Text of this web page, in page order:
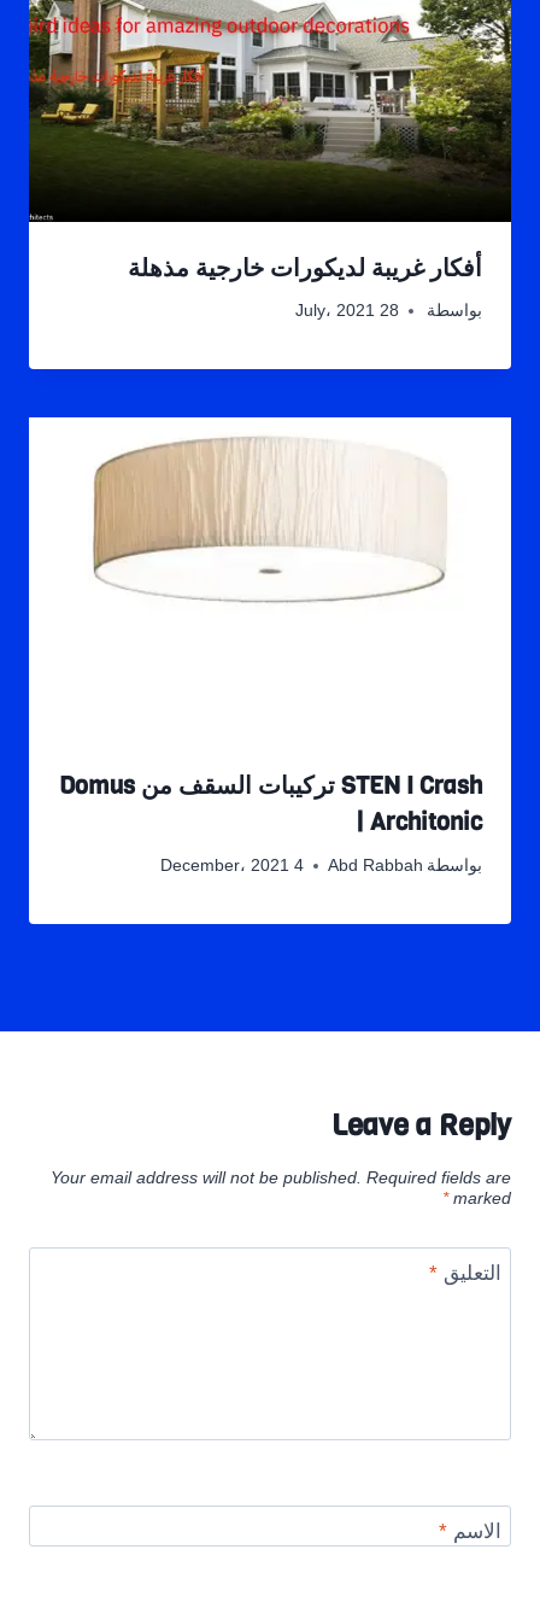
أفكار غريبة لديكورات خارجية مذهلة
بواسطة 28 July، 2021
STEN I Crash تركيبات السقف من Domus
| Architonic
بواسطة Abd Rabbah 4 December، 2021
Leave a Reply
Your email address will not be published. Required fields are
marked
*
التعليق*
الاسم*